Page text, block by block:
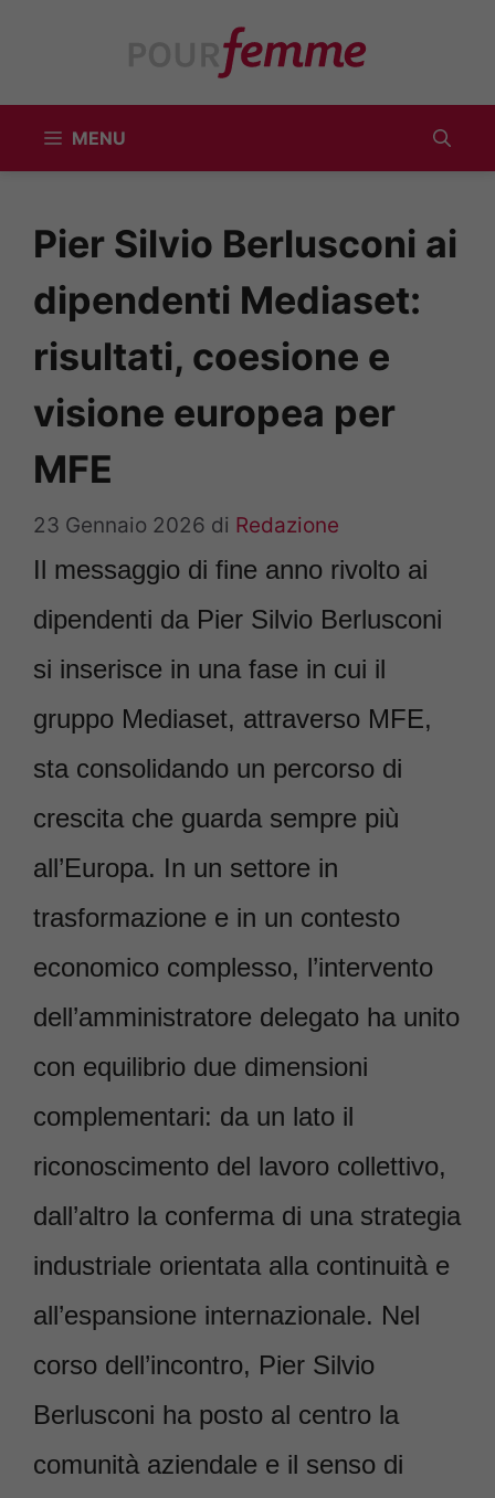
MENU
Pier Silvio Berlusconi ai
dipendenti Mediaset:
risultati, coesione e
visione europea per
MFE
23 Gennaio 2026 di Redazione
Il messaggio di fine anno rivolto ai
dipendenti da Pier Silvio Berlusconi
si inserisce in una fase in cui il
gruppo Mediaset, attraverso MFE,
sta consolidando un percorso di
crescita che guarda sempre più
all’Europa. In un settore in
trasformazione e in un contesto
economico complesso, l’intervento
dell’amministratore delegato ha unito
con equilibrio due dimensioni
complementari: da un lato il
riconoscimento del lavoro collettivo,
dall’altro la conferma di una strategia
industriale orientata alla continuità e
all’espansione internazionale. Nel
corso dell’incontro, Pier Silvio
Berlusconi ha posto al centro la
comunità aziendale e il senso di